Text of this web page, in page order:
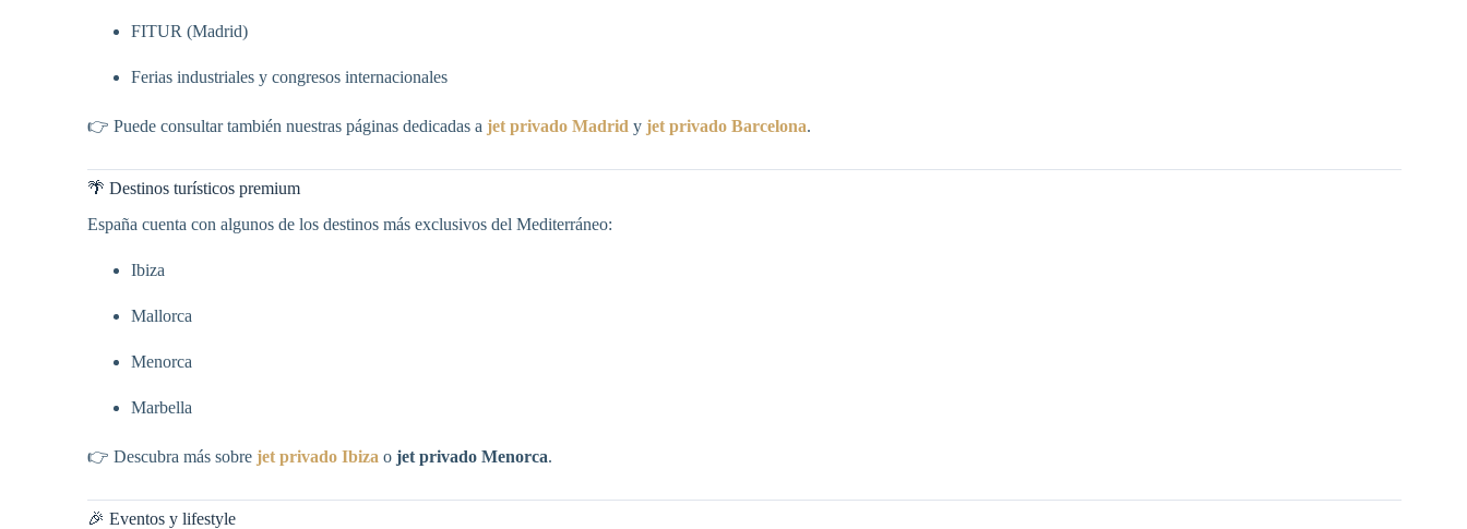
FITUR (Madrid)
Ferias industriales y congresos internacionales
👉 Puede consultar también nuestras páginas dedicadas a jet privado Madrid y jet privado Barcelona.
🌴 Destinos turísticos premium
España cuenta con algunos de los destinos más exclusivos del Mediterráneo:
Ibiza
Mallorca
Menorca
Marbella
👉 Descubra más sobre jet privado Ibiza o jet privado Menorca.
🎉 Eventos y lifestyle